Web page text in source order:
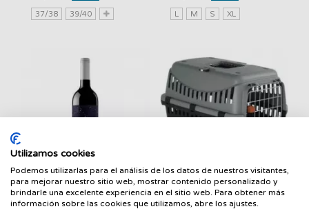
37/38 39/40 L M S XL
Celeste Crianza PAGO
DEL CIELO
NAYECO Transportín
Ecoline 60X40X38.5
Utilizamos cookies
Podemos utilizarlas para el análisis de los datos de nuestros visitantes,
para mejorar nuestro sitio web, mostrar contenido personalizado y
brindarle una excelente experiencia en el sitio web. Para obtener más
información sobre las cookies que utilizamos, abre los ajustes.